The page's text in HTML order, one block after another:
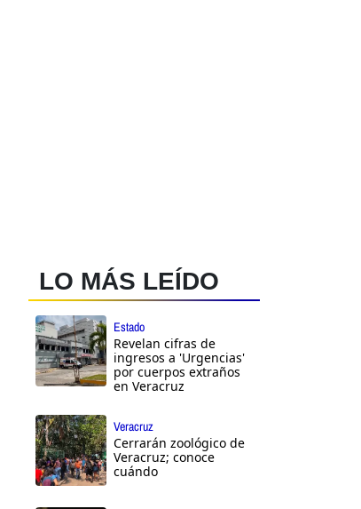
LO MÁS LEÍDO
Estado
Revelan cifras de
ingresos a 'Urgencias'
por cuerpos extraños
en Veracruz
Veracruz
Cerrarán zoológico de
Veracruz; conoce
cuándo